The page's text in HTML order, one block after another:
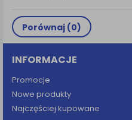
Porównaj (0)
INFORMACJE
Promocje
Nowe produkty
Najczęściej kupowane